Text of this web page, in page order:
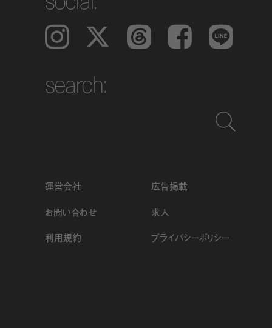
Instagram 𝕏 Threads Facebook LINE
search:
運営会社
広告掲載
お問い合わせ
求人
利用規約
プライバシーポリシー